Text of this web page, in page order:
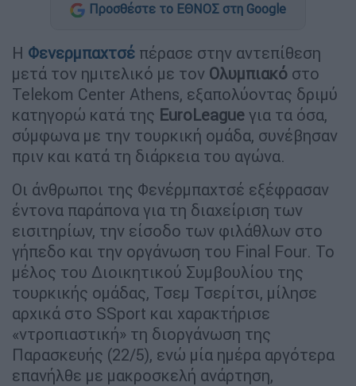
Προσθέστε το ΕΘΝΟΣ στη Google
Η Φενερμπαχτσέ πέρασε στην αντεπίθεση
μετά τον ημιτελικό με τον Ολυμπιακό στο
Telekom Center Athens, εξαπολύοντας δριμύ
κατηγορώ κατά της EuroLeague για τα όσα,
σύμφωνα με την τουρκική ομάδα, συνέβησαν
πριν και κατά τη διάρκεια του αγώνα.
Οι άνθρωποι της Φενέρμπαχτσέ εξέφρασαν
έντονα παράπονα για τη διαχείριση των
εισιτηρίων, την είσοδο των φιλάθλων στο
γήπεδο και την οργάνωση του Final Four. Το
μέλος του Διοικητικού Συμβουλίου της
τουρκικής ομάδας, Τσεμ Τσερίτσι, μίλησε
αρχικά στο SSport και χαρακτήρισε
«ντροπιαστική» τη διοργάνωση της
Παρασκευής (22/5), ενώ μία ημέρα αργότερα
επανήλθε με μακροσκελή ανάρτηση,